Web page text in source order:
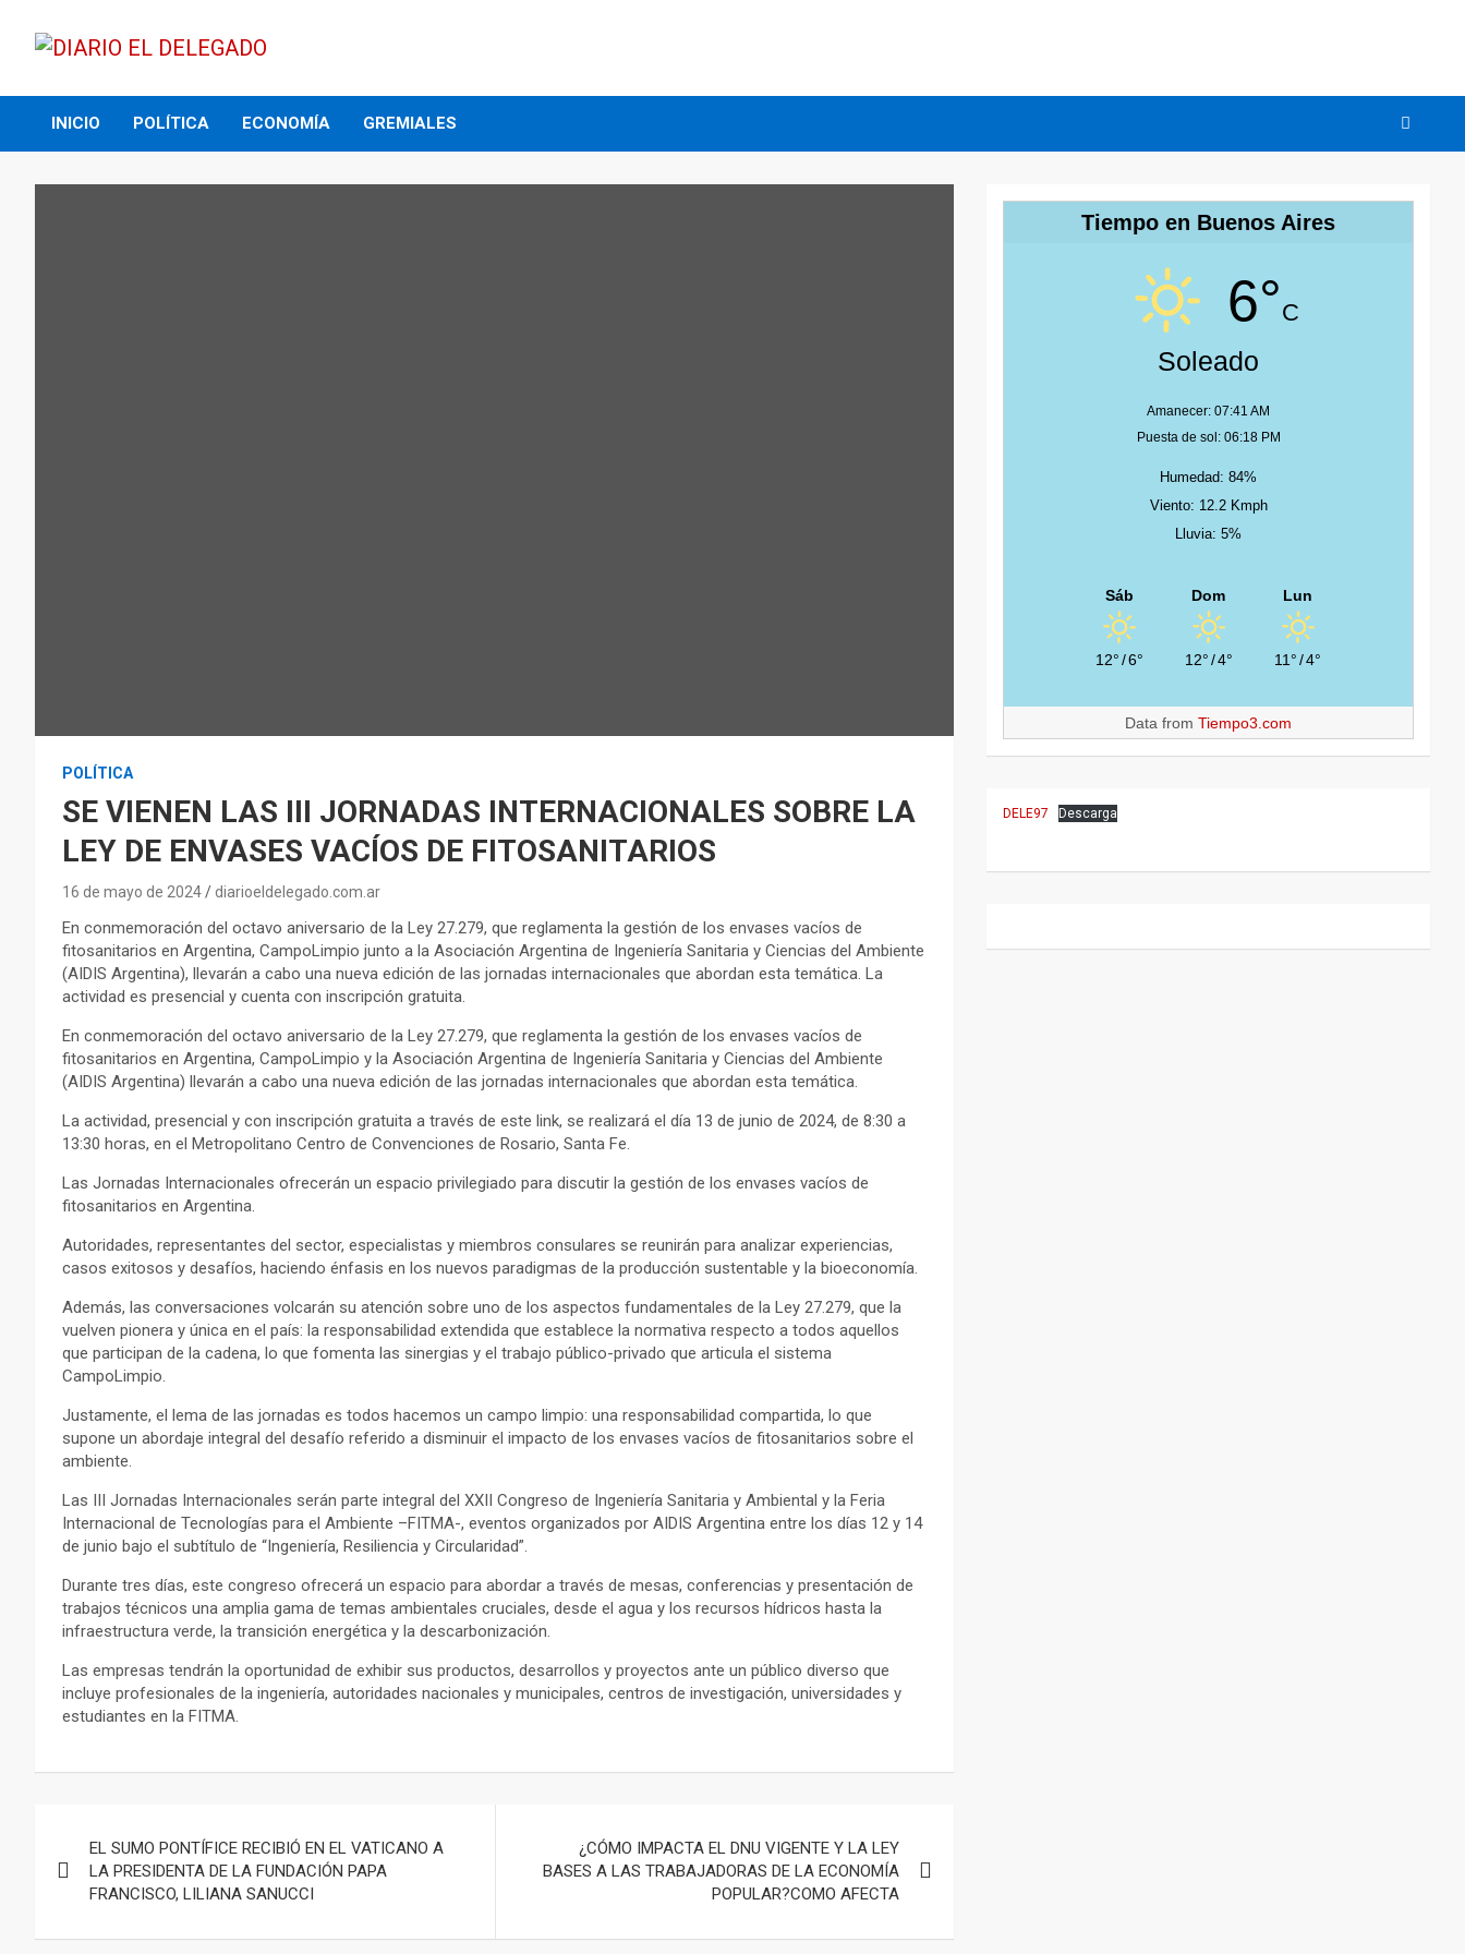
content
DIARIO EL DELEGADO
INICIO POLÍTICA ECONOMÍA GREMIALES
POLÍTICA
SE VIENEN LAS III JORNADAS INTERNACIONALES SOBRE LA
LEY DE ENVASES VACÍOS DE FITOSANITARIOS
16 de mayo de 2024 diarioeldelegado.com.ar
En conmemoración del octavo aniversario de la Ley 27.279, que reglamenta la gestión de los envases vacíos de
fitosanitarios en Argentina, CampoLimpio junto a la Asociación Argentina de Ingeniería Sanitaria y Ciencias del Ambiente
(AIDIS Argentina), llevarán a cabo una nueva edición de las jornadas internacionales que abordan esta temática. La
actividad es presencial y cuenta con inscripción gratuita.
En conmemoración del octavo aniversario de la Ley 27.279, que reglamenta la gestión de los envases vacíos de
fitosanitarios en Argentina, CampoLimpio y la Asociación Argentina de Ingeniería Sanitaria y Ciencias del Ambiente
(AIDIS Argentina) llevarán a cabo una nueva edición de las jornadas internacionales que abordan esta temática.
La actividad, presencial y con inscripción gratuita a través de este link, se realizará el día 13 de junio de 2024, de 8:30 a
13:30 horas, en el Metropolitano Centro de Convenciones de Rosario, Santa Fe.
Las Jornadas Internacionales ofrecerán un espacio privilegiado para discutir la gestión de los envases vacíos de
fitosanitarios en Argentina.
Autoridades, representantes del sector, especialistas y miembros consulares se reunirán para analizar experiencias,
casos exitosos y desafíos, haciendo énfasis en los nuevos paradigmas de la producción sustentable y la bioeconomía.
Además, las conversaciones volcarán su atención sobre uno de los aspectos fundamentales de la Ley 27.279, que la
vuelven pionera y única en el país: la responsabilidad extendida que establece la normativa respecto a todos aquellos
que participan de la cadena, lo que fomenta las sinergias y el trabajo público-privado que articula el sistema
CampoLimpio.
Justamente, el lema de las jornadas es todos hacemos un campo limpio: una responsabilidad compartida, lo que
supone un abordaje integral del desafío referido a disminuir el impacto de los envases vacíos de fitosanitarios sobre el
ambiente.
Las III Jornadas Internacionales serán parte integral del XXII Congreso de Ingeniería Sanitaria y Ambiental y la Feria
Internacional de Tecnologías para el Ambiente –FITMA-, eventos organizados por AIDIS Argentina entre los días 12 y 14
de junio bajo el subtítulo de “Ingeniería, Resiliencia y Circularidad”.
Durante tres días, este congreso ofrecerá un espacio para abordar a través de mesas, conferencias y presentación de
trabajos técnicos una amplia gama de temas ambientales cruciales, desde el agua y los recursos hídricos hasta la
infraestructura verde, la transición energética y la descarbonización.
Las empresas tendrán la oportunidad de exhibir sus productos, desarrollos y proyectos ante un público diverso que
incluye profesionales de la ingeniería, autoridades nacionales y municipales, centros de investigación, universidades y
estudiantes en la FITMA.
de
EL SUMO PONTÍFICE RECIBIÓ EN EL VATICANO A
LA PRESIDENTA DE LA FUNDACIÓN PAPA
FRANCISCO, LILIANA SANUCCI
¿CÓMO IMPACTA EL DNU VIGENTE Y LA LEY
BASES A LAS TRABAJADORAS DE LA ECONOMÍA
POPULAR?COMO AFECTA
Tiempo en Buenos Aires
6°C
Soleado
Amanecer: 07:41 AM
Puesta de sol: 06:18 PM
Humedad: 84%
Viento: 12.2 Kmph
Lluvia: 5%
Sáb
12°/6°
Dom
12°/4°
Lun
11°/4°
Data fromTiempo3.com
DELE97 Descarga